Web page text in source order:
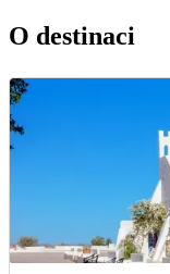
O destinaci